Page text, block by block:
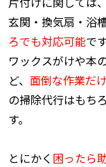
玄関・換気扇・浴
ろでも対応可能です
ワックスがけや本
ど、 面倒な作業だ
の掃除代行はもちろ
す。
とにかく 困ったら